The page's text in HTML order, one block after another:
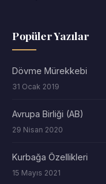
Popüler Yazılar
Dövme Mürekkebi
31 Ocak 2019
Avrupa Birliği (AB)
29 Nisan 2020
Kurbağa Özellikleri
15 Mayıs 2021